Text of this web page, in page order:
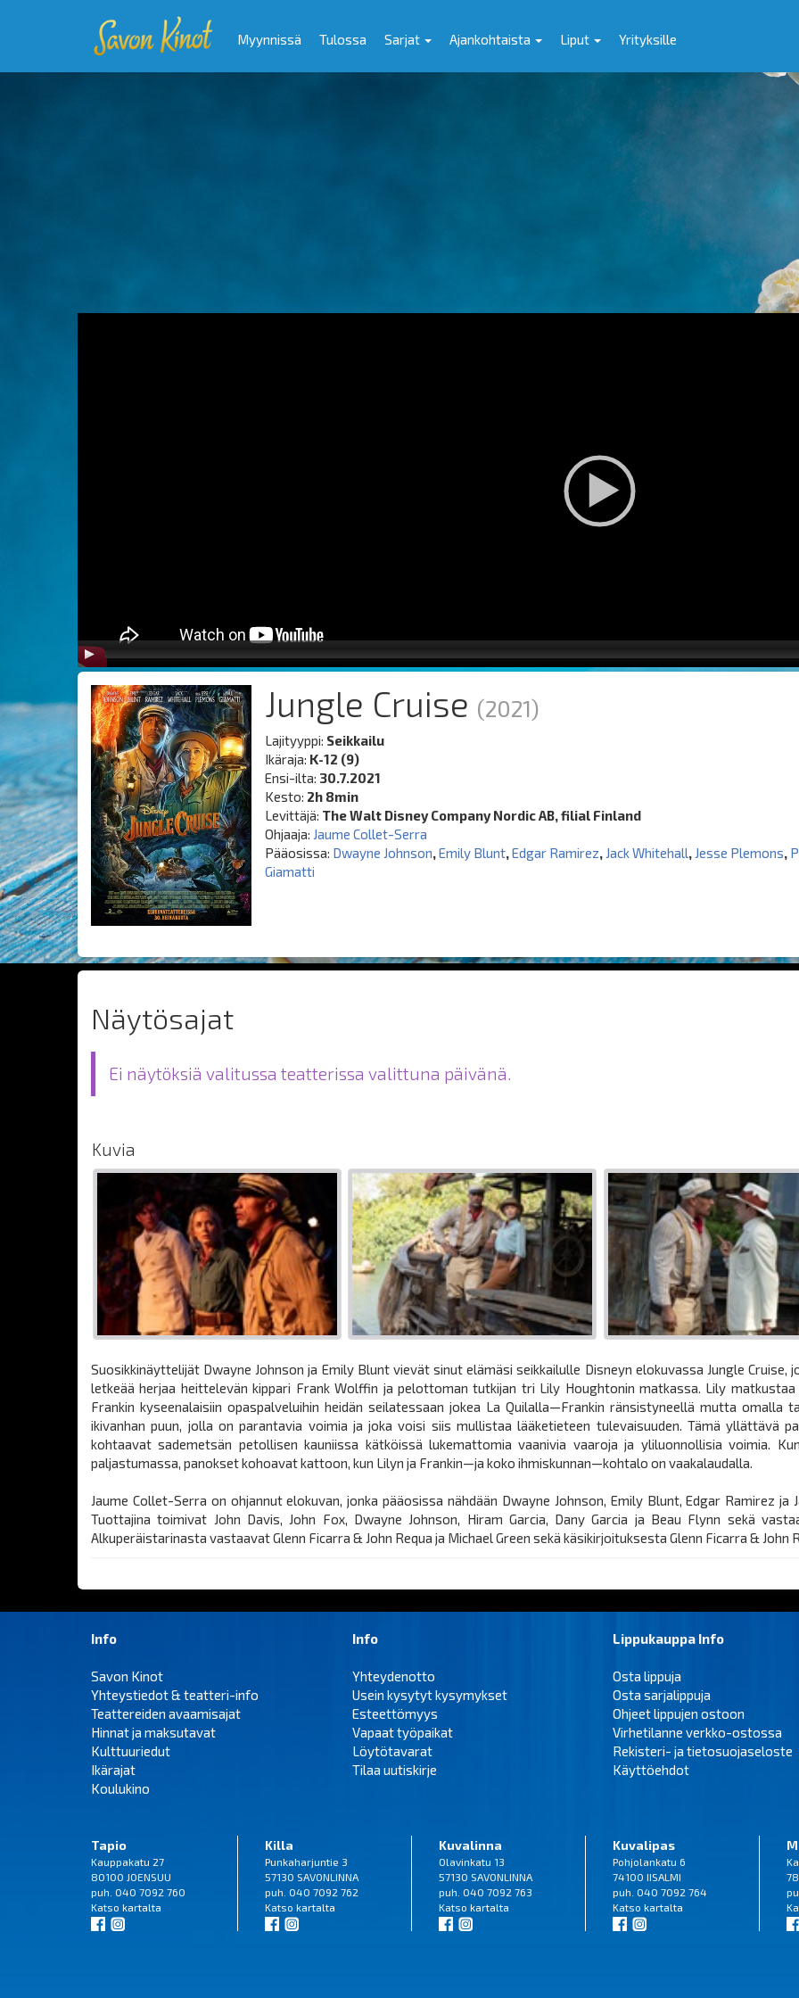
Myynnissä Tulossa Sarjat Ajankohtaista Liput Yrityksille
Jungle Cruise (2021)
Lajityyppi: Seikkailu
Ikäraja: K-12 (9)
Ensi-ilta: 30.7.2021
Kesto: 2h 8min
Levittäjä: The Walt Disney Company Nordic AB, filial Finland
Ohjaaja: Jaume Collet-Serra
Pääosissa: Dwayne Johnson,Emily Blunt,Edgar Ramirez, Jack Whitehall, Jesse Plemons,
Giamatti
Näytösajat
Ei näytöksiä valitussa teatterissa valittuna päivänä.
Kuvia
Suosikkinäyttelijät Dwayne Johnson ja Emily Blunt vievät sinut elämäsi seikkailulle Disneyn elokuvassa Jungle
letkeää herjaa heittelevän kippari Frank Wolffin ja pelottoman tutkijan tri Lily Houghtonin matkassa. Lily
Frankin kyseenalaisiin opaspalveluihin heidän seilatessaan jokea La Quilalla—Frankin ränsistyneellä mutta
ikivanhan puun, jolla on parantavia voimia ja joka voisi siis mullistaa lääketieteen tulevaisuuden. Tämä yllättävä
kohtaavat sademetsän petollisen kauniissa kätköissä lukemattomia vaanivia vaaroja ja yliluonnollisia voimia.
paljastumassa, panokset kohoavat kattoon, kun Lilyn ja Frankin—ja koko ihmiskunnan—kohtalo on vaakalaudalla.
Jaume Collet-Serra on ohjannut elokuvan, jonka pääosissa nähdään Dwayne Johnson, Emily Blunt, Edgar Ramirez
Tuottajina toimivat John Davis, John Fox, Dwayne Johnson, Hiram Garcia, Dany Garcia ja Beau Flynn sekä
Alkuperäistarinasta vastaavat Glenn Ficarra & John Requa ja Michael Green sekä käsikirjoituksesta Glenn Ficarra & John
Info
Savon Kinot
Yhteystiedot & teatteri-info
Teattereiden avaamisajat
Hinnat ja maksutavat
Kulttuuriedut
Ikärajat
Koulukino
Info
Yhteydenotto
Usein kysytyt kysymykset
Esteettömyys
Vapaat työpaikat
Löytötavarat
Tilaa uutiskirje
Lippukauppa Info
Osta lippuja
Osta sarjalippuja
Ohjeet lippujen ostoon
Virhetilanne verkko-ostossa
Rekisteri- ja tietosuojaseloste
Käyttöehdot
Tapio
Kauppakatu 27
80100 JOENSUU
puh. 040 7092 760
Katso kartalta
Killa
Punkaharjuntie 3
57130 SAVONLINNA
puh. 040 7092 762
Katso kartalta
Kuvalinna
Olavinkatu 13
57130 SAVONLINNA
puh. 040 7092 763
Katso kartalta
Kuvalipas
Pohjolankatu 6
74100 IISALMI
puh. 040 7092 764
Katso kartalta